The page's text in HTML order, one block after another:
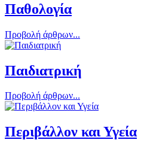
Παθολογία
Προβολή άρθρων...
Παιδιατρική
Προβολή άρθρων...
Περιβάλλον και Υγεία